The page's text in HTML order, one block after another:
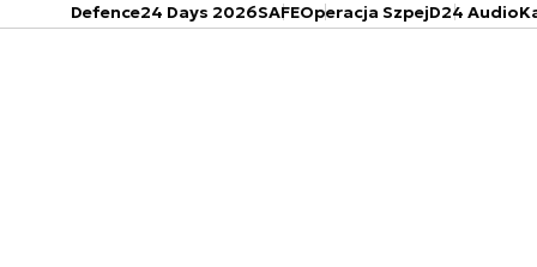
Defence24 Days 2026SAFEOperacja SzpejD24 Audio